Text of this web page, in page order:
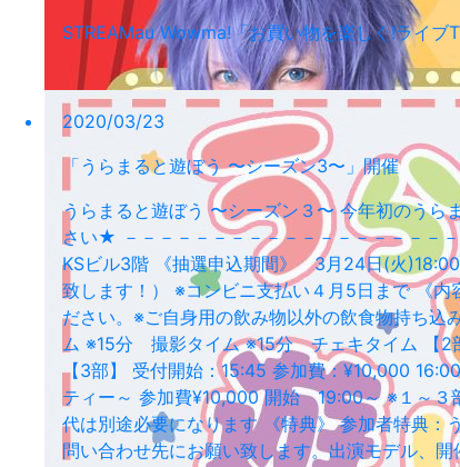
STREAMau Wowma!「お買い物を楽しく!ライブ
2020/03/23
「うらまると遊ぼう 〜シーズン3〜」開催
うらまると遊ぼう 〜シーズン３〜 今年初のうら
さい★ －－－－－－－－－－－－－－－－－－
KSビル3階 《抽選申込期間》 3月24日(火
致します！） ※コンビニ支払い４月5日まで 《
ださい。※ご自身用の飲み物以外の飲食物持ち
ム ※15分 撮影タイム ※15分 チェキタイム 【
【3部】 受付開始：15:45 参加費：¥10,000
ティー～ 参加費¥10,000 開始 19:00～ ※１～３
代は別途必要になります 《特典》 参加者特典：
問い合わせ先にお願い致します。出演モデル、